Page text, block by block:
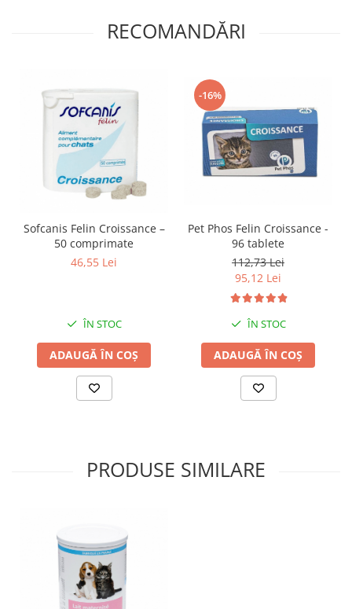
RECOMANDĂRI
Sofcanis Felin Croissance –
50 comprimate
46,55 Lei
ÎN STOC
ADAUGĂ ÎN COȘ
-16%
Pet Phos Felin Croissance -
96 tablete
112,73 Lei
95,12 Lei
ÎN STOC
ADAUGĂ ÎN COȘ
PRODUSE SIMILARE